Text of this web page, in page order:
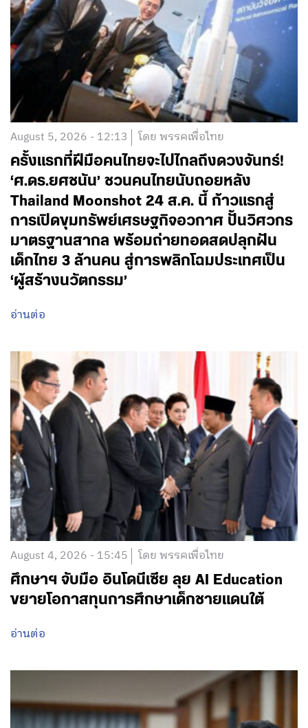
August 5, 2026 - 12:13 โดย พรรคเพื่อไทย
ครั้งแรกที่ฝีมือคนไทยจะไปไกลถึงดวงจันทร์!
‘ศ.ดร.ยศชนัน’ ชวนคนไทยนับถอยหลัง
Thailand Moonshot 24 ส.ค. นี้ ก้าวแรกสู่
การเปิดขุมทรัพย์เศรษฐกิจอวกาศ ปั้นวิศวกร
มาตรฐานสากล พร้อมถ่ายทอดสดปลุกฝัน
เด็กไทย 3 ล้านคน สู่การพลิกโฉมประเทศเป็น
‘ผู้สร้างนวัตกรรม’
อ่านต่อ
August 4, 2026 - 15:45 โดย พรรคเพื่อไทย
ศึกษาฯ จับมือ อินโดนีเซีย ลุย AI Education
ขยายโอกาสทุนการศึกษาเด็กชายแดนใต้
อ่านต่อ